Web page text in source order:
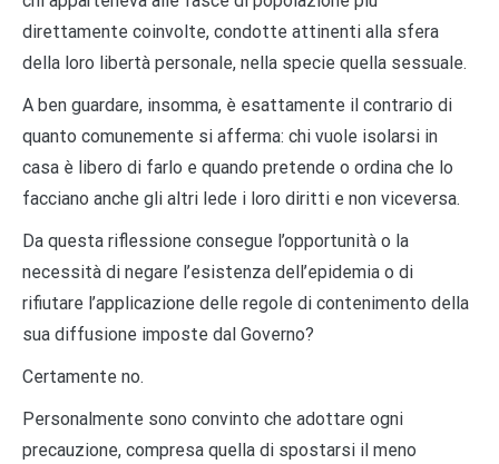
direttamente coinvolte, condotte attinenti alla sfera
della loro libertà personale, nella specie quella sessuale.
A ben guardare, insomma, è esattamente il contrario di
quanto comunemente si afferma: chi vuole isolarsi in
casa è libero di farlo e quando pretende o ordina che lo
facciano anche gli altri lede i loro diritti e non viceversa.
Da questa riflessione consegue l’opportunità o la
necessità di negare l’esistenza dell’epidemia o di
rifiutare l’applicazione delle regole di contenimento della
sua diffusione imposte dal Governo?
Certamente no.
Personalmente sono convinto che adottare ogni
precauzione, compresa quella di spostarsi il meno